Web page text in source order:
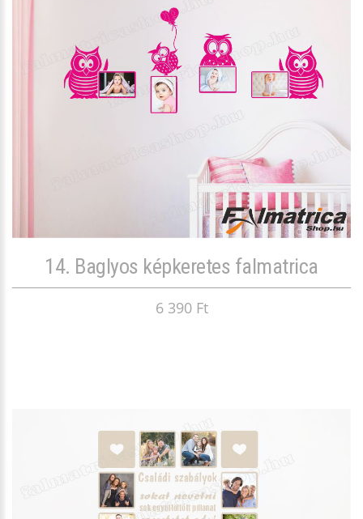
14. Baglyos képkeretes falmatrica
6 390 Ft